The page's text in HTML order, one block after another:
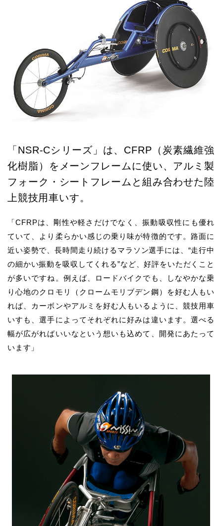
「NSR-Cシリーズ」は、CFRP（炭素繊維強
化樹脂）をメーンフレームに使い、アルミ製
フォーク・シートフレームと組み合わせた陸
上競技用車いす。
「CFRPは、剛性や軽さだけでなく、振動吸収性にも優れ
ていて、より柔らかい感じの乗り味が特徴的です。路面に
近い姿勢で、長時間走り続けるマラソン選手には、“走行中
の細かい振動を吸収してくれる”など、好評をいただくこと
が多いですね。例えば、ロードバイクでも、しなやかな乗
り心地のクロモリ（クロームモリブデン鋼）を好む人もい
れば、カーボンやアルミを好む人もいるように、競技用車
いすも、選手によってそれぞれに好みは違います。選べる
幅が広がればいいなという想いも込めて、開発にあたって
います」